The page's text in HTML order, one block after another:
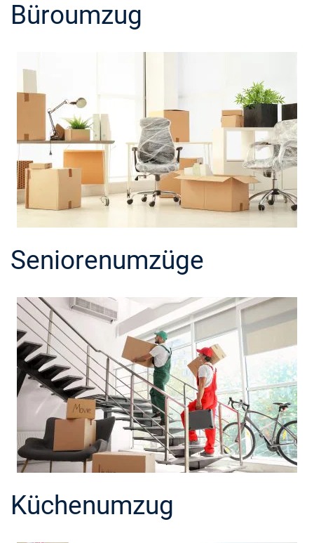
Büroumzug
Seniorenumzüge
Küchenumzug